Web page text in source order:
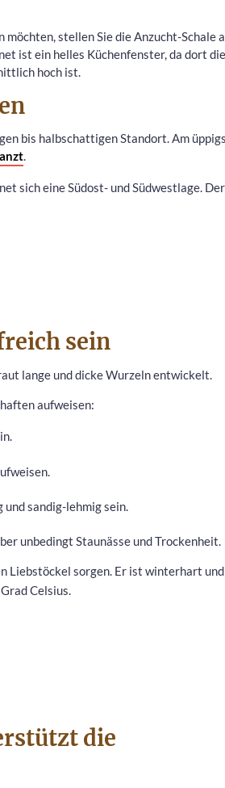
stellen Sie die Anzucht-Schale
ist ein helles Küchenfenster, da dort die
hoch ist.
bis halbschattigen Standort. Am
.
sich eine Südost- und Südwestlage.
sein
lange und dicke Wurzeln entwickelt.
aufweisen:
sandig-lehmig sein.
unbedingt Staunässe und Trockenheit.
Liebstöckel sorgen. Er ist winterhart
Celsius.
die